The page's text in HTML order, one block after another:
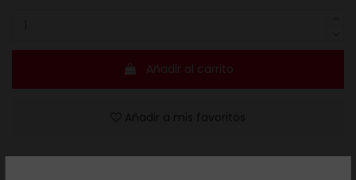
Añadir al carrito